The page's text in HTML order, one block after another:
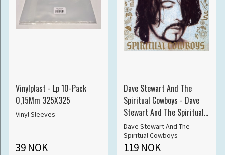
Vinylplast - Lp 10-Pack
0,15Mm 325X325
Vinyl Sleeves
39 NOK
Dave Stewart And The
Spiritual Cowboys - Dave
Stewart And The Spiritual
Cowboys
Dave Stewart And The
Spiritual Cowboys
119 NOK